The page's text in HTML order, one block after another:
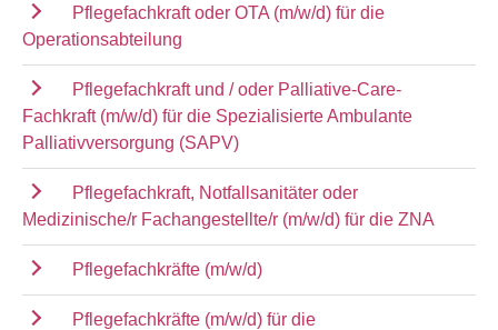
Pflegefachkraft oder OTA (m/w/d) für die
Operationsabteilung
Pflegefachkraft und / oder Palliative-Care-
Fachkraft (m/w/d) für die Spezialisierte Ambulante
Palliativversorgung (SAPV)
Pflegefachkraft, Notfallsanitäter oder
Medizinische/r Fachangestellte/r (m/w/d) für die ZNA
Pflegefachkräfte (m/w/d)
Pflegefachkräfte (m/w/d) für die